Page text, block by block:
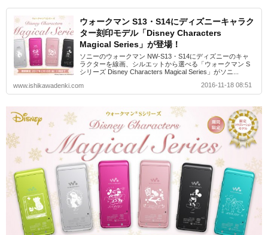
ウォークマン S13・S14にディズニーキャラク
ター刻印モデル「Disney Characters
Magical Series」が登場！
ソニーのウォークマン NW-S13・S14にディズニーのキャ
ラクターを線画、シルエットから選べる「ウォークマン S
シリーズ Disney Characters Magical Series」がソニ...
www.ishikawadenki.com
2016-11-18 08:51